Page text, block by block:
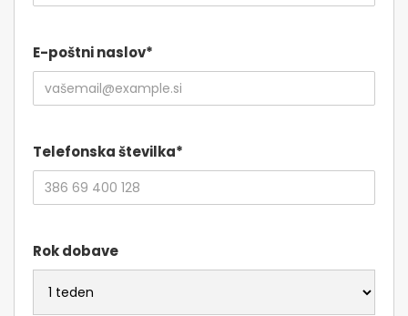
E-poštni naslov*
Telefonska številka*
Rok dobave